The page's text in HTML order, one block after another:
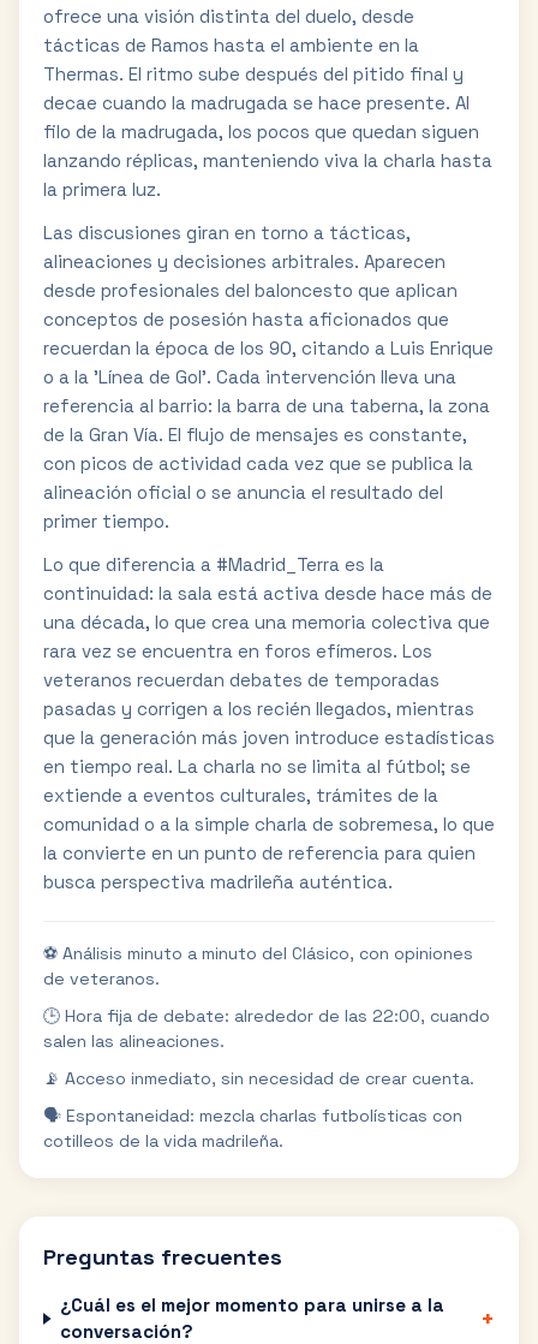
ofrece una visión distinta del duelo, desde
tácticas de Ramos hasta el ambiente en la
Thermas. El ritmo sube después del pitido final y
decae cuando la madrugada se hace presente. Al
filo de la madrugada, los pocos que quedan siguen
lanzando réplicas, manteniendo viva la charla hasta
la primera luz.
Las discusiones giran en torno a tácticas,
alineaciones y decisiones arbitrales. Aparecen
desde profesionales del baloncesto que aplican
conceptos de posesión hasta aficionados que
recuerdan la época de los 90, citando a Luis Enrique
o a la 'Línea de Gol'. Cada intervención lleva una
referencia al barrio: la barra de una taberna, la zona
de la Gran Vía. El flujo de mensajes es constante,
con picos de actividad cada vez que se publica la
alineación oficial o se anuncia el resultado del
primer tiempo.
Lo que diferencia a #Madrid_Terra es la
continuidad: la sala está activa desde hace más de
una década, lo que crea una memoria colectiva que
rara vez se encuentra en foros efímeros. Los
veteranos recuerdan debates de temporadas
pasadas y corrigen a los recién llegados, mientras
que la generación más joven introduce estadísticas
en tiempo real. La charla no se limita al fútbol; se
extiende a eventos culturales, trámites de la
comunidad o a la simple charla de sobremesa, lo que
la convierte en un punto de referencia para quien
busca perspectiva madrileña auténtica.
⚽ Análisis minuto a minuto del Clásico, con opiniones
de veteranos.
🕒 Hora fija de debate: alrededor de las 22:00, cuando
salen las alineaciones.
📡 Acceso inmediato, sin necesidad de crear cuenta.
🗣️ Espontaneidad: mezcla charlas futbolísticas con
cotilleos de la vida madrileña.
Preguntas frecuentes
¿Cuál es el mejor momento para unirse a la
conversación?
+